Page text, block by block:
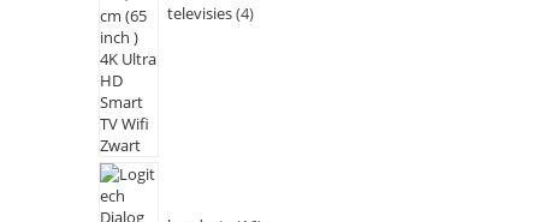
televisies 4